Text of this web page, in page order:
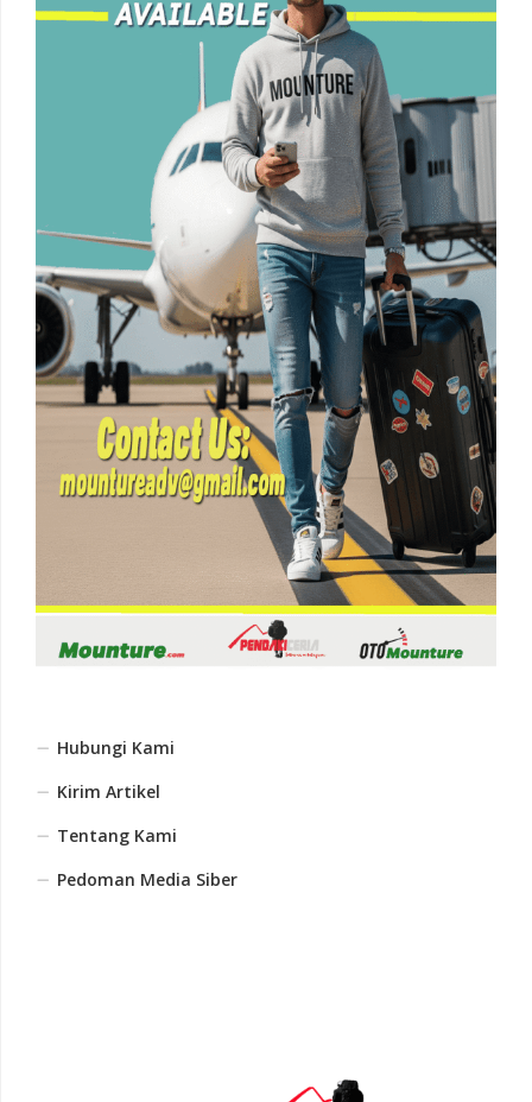
Hubungi Kami
Kirim Artikel
Tentang Kami
Pedoman Media Siber